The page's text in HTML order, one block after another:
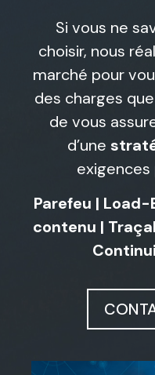
Si vous ne
choisir, nous
marché pour
des charges
de vous
d’une
exigences
Parefeu |
contenu |